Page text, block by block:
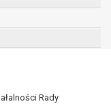
Rady
odbywa się na
z osobą,
na podstawie
tą osobę,
się w sposób